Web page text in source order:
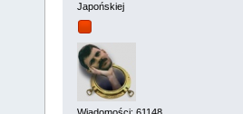
Japońskiej